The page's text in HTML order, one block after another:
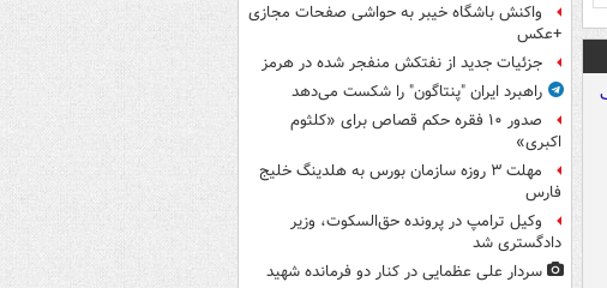
واکنش باشگاه خیبر به حواشی صفحات مجازی
+عکس
جزئیات جدید از نفتکش منفجر شده در هرمز
راهبرد ایران "پنتاگون" را شکست می‌دهد
صدور ۱۰ فقره حکم قصاص برای «کلثوم
اکبری»
مهلت ۳ روزه سازمان بورس به هلدینگ خلیج
فارس
وکیل ترامپ در پرونده حق‌السکوت، وزیر
دادگستری شد
سردار علی عظمایی در کنار دو فرمانده شهید